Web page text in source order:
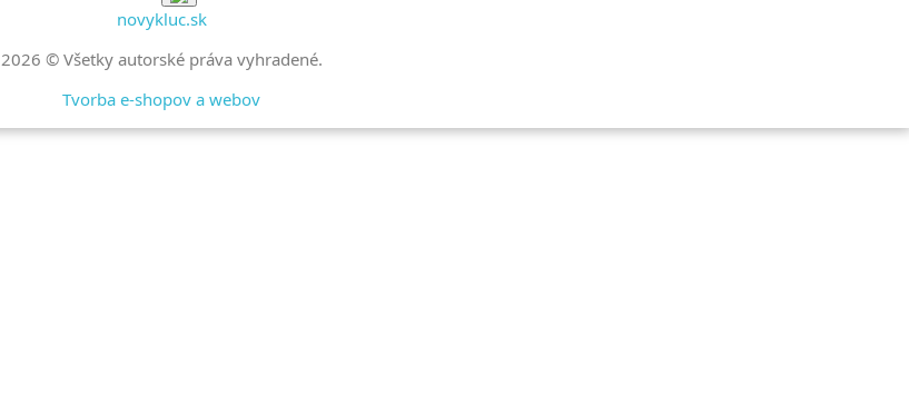
novykluc.sk
2026 © Všetky autorské práva vyhradené.
Tvorba e-shopov a webov